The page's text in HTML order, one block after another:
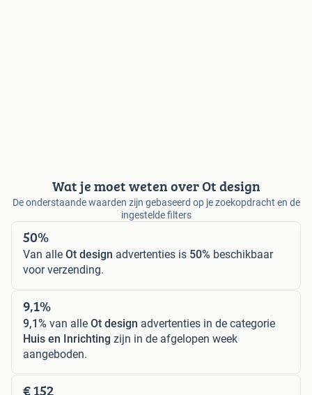
Wat je moet weten over Ot design
De onderstaande waarden zijn gebaseerd op je zoekopdracht en de
ingestelde filters
50%
Van alle Ot design advertenties is 50% beschikbaar
voor verzending.
9,1%
9,1% van alle Ot design advertenties in de categorie
Huis en Inrichting zijn in de afgelopen week
aangeboden.
€ 152